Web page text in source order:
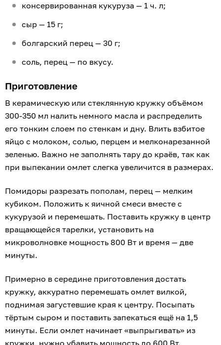
консервированная кукуруза — 1 ч. л;
сыр — 15 г;
болгарский перец — 30 г;
соль, перец — по вкусу.
Приготовление
В керамическую или стеклянную кружку объёмом
300-350 мл налить немного масла и распределить
его тонким слоем по стенкам и дну. Влить взбитое
яйцо с молоком, солью, перцем и мелконарезанной
зеленью. Важно не заполнять тару до краёв, так как
при выпекании омлет слегка увеличится в размерах.
Помидоры разрезать пополам, перец — мелким
кубиком. Положить к яичной смеси вместе с
кукурузой и перемешать. Поставить кружку в центр
вращающейся тарелки, установить на
микроволновке мощность 800 Вт и время — две
минуты.
Примерно в середине приготовления достать
кружку, аккуратно перемешать омлет вилкой,
поднимая загустевшие края к центру. Посыпать
тёртым сыром и поставить запекаться ещё на 1,5
минуты. Если омлет начинает «выпрыгивать» из